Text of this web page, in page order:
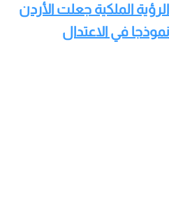
الملكية جعلت الأردن
في الاعتدال